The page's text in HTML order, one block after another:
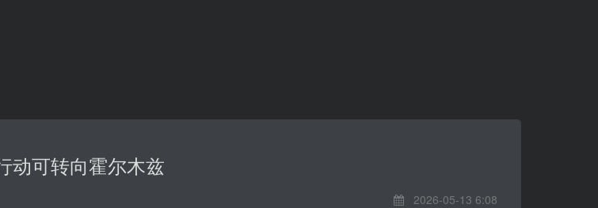
动可转向霍尔木兹
2026-05-13 6:08